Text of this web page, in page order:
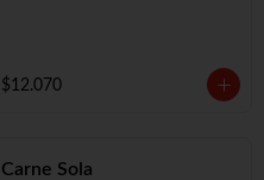
$12.070
Carne Sola